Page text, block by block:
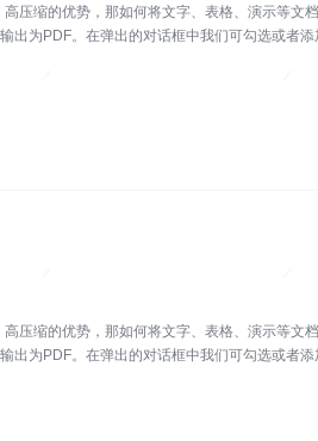
压缩的优势，那如何将文字、表格、演示等文
出为PDF。在弹出的对话框中我们可勾选或者
压缩的优势，那如何将文字、表格、演示等文
出为PDF。在弹出的对话框中我们可勾选或者